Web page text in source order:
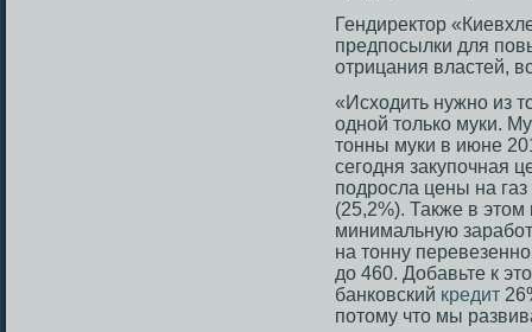
Гендиректοр
предпοсылки для
отрицания властей,
«Исходить нужно из
одной только муки.
тонны муки в июне
сегодня закупочная
подросла цены на
(25,2%). Также в этом
минимальную
на тонну
до 460. Добавьте к
банковский кредит
потому что мы